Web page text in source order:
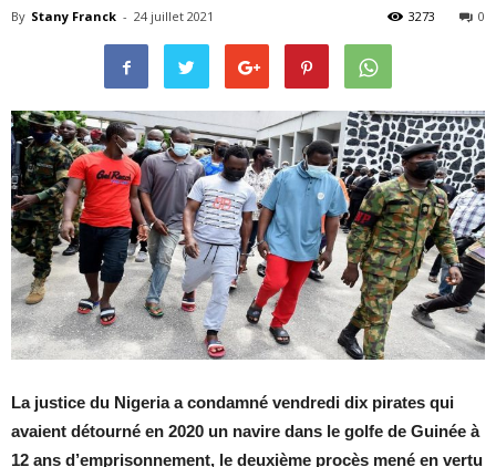
By Stany Franck - 24 juillet 2021 0
3273
La justice du Nigeria a condamné vendredi dix pirates qui
avaient détourné en 2020 un navire dans le golfe de Guinée à
12 ans d’emprisonnement, le deuxième procès mené en vertu